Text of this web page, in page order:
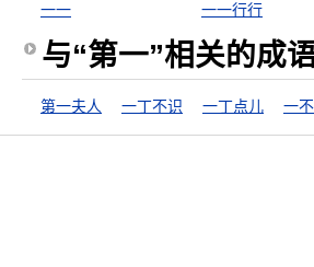
一一
一一行行
与“第一”相关的成
第一夫人 一丁不识 一丁点儿